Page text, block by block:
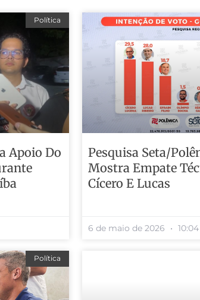
Política
Apoio Do
Pesquisa Seta/
Mostra Empate
Cícero E Lucas
6 de maio de 2026 10:04
Política